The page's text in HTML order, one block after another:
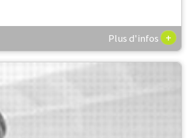
Plus d'infos +